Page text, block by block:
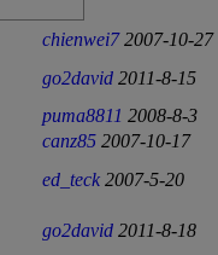
chienwei7 2007-10-27
go2david 2011-8-15
puma8811 2008-8-3
canz85 2007-10-17
ed_teck 2007-5-20
go2david 2011-8-18